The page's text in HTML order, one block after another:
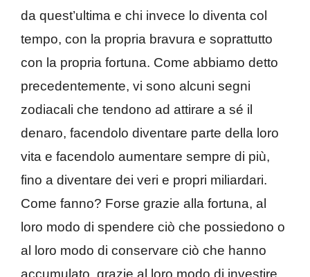
da quest’ultima e chi invece lo diventa col
tempo, con la propria bravura e soprattutto
con la propria fortuna. Come abbiamo detto
precedentemente, vi sono alcuni segni
zodiacali che tendono ad attirare a sé il
denaro, facendolo diventare parte della loro
vita e facendolo aumentare sempre di più,
fino a diventare dei veri e propri miliardari.
Come fanno? Forse grazie alla fortuna, al
loro modo di spendere ciò che possiedono o
al loro modo di conservare ciò che hanno
accumulato, grazie al loro modo di investire